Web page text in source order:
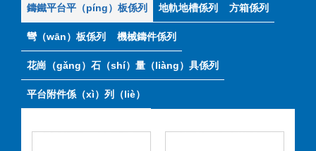
鑄鐵平台平（píng）板係列 地軌地槽係列 方箱係列
彎（wān）板係列 機械鑄件係列
花崗（gǎng）石（shí）量（liàng）具係列
平台附件係（xì）列（liè）